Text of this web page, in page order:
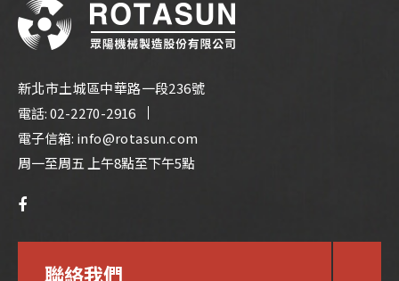
新北市土城區中華路一段236號
電話:02-2270-2916
電子信箱: info@rotasun.com
周一至周五 上午8點至下午5點
聯絡我們